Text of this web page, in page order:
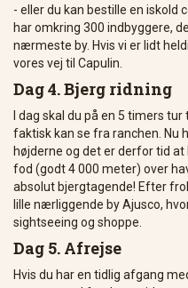
- eller du kan bestille en iskold
har omkring 300 indbyggere,
nærmeste by. Hvis vi er lidt
vores vej til Capulin.
Dag 4. Bjerg ridning
I dag skal du på en 5 timers
faktisk kan se fra ranchen. Nu
højderne og det er derfor tid
fod (godt 4 000 meter) over
absolut bjergtagende! Efter
lille nærliggende by Ajusco,
sightseeing og shoppe.
Dag 5. Afrejse
Hvis du har en tidlig afgang